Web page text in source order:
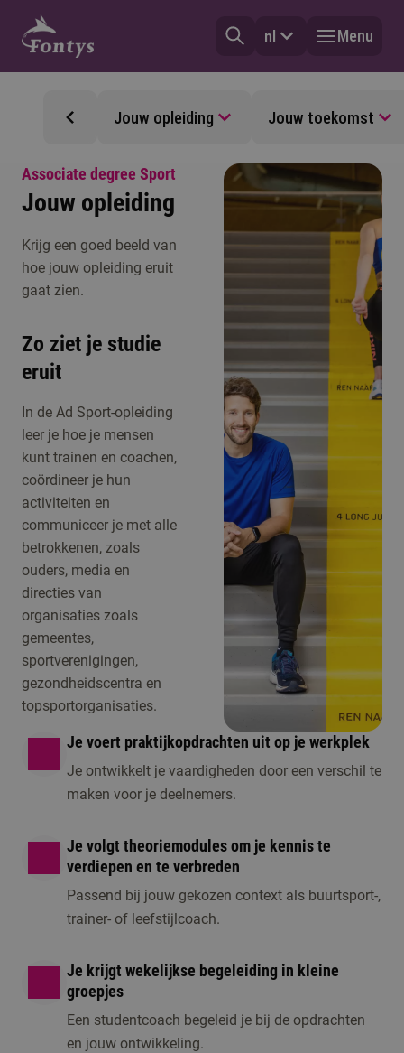
nl Menu
Jouw opleiding Jouw toekomst
Associate degree Sport
Jouw opleiding
Krijg een goed beeld van
hoe jouw opleiding eruit
gaat zien.
Zo ziet je studie
eruit
In de Ad Sport-opleiding
leer je hoe je mensen
kunt trainen en coachen,
coördineer je hun
activiteiten en
communiceer je met alle
betrokkenen, zoals
ouders, media en
directies van
organisaties zoals
gemeentes,
sportverenigingen,
gezondheidscentra en
topsportorganisaties.
Je voert praktijkopdrachten uit op je werkplek
Je ontwikkelt je vaardigheden door een verschil te
maken voor je deelnemers.
Je volgt theoriemodules om je kennis te
verdiepen en te verbreden
Passend bij jouw gekozen context als buurtsport-,
trainer- of leefstijlcoach.
Je krijgt wekelijkse begeleiding in kleine
groepjes
Een studentcoach begeleid je bij de opdrachten
en jouw ontwikkeling.